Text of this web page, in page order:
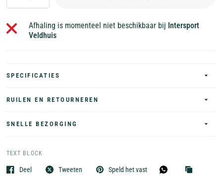
Afhaling is momenteel niet beschikbaar bij Intersport
Veldhuis
SPECIFICATIES
RUILEN EN RETOURNEREN
SNELLE BEZORGING
TEXT BLOCK
Deel Tweeten Speld het vast